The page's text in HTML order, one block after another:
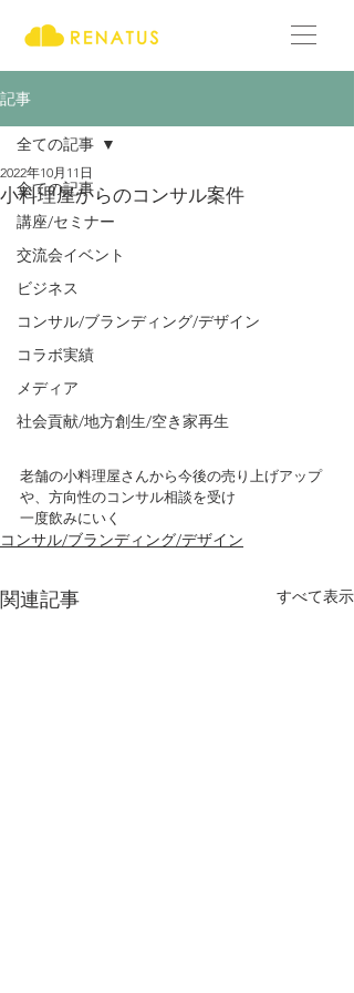
記事
全ての記事
講座/セミナー
交流会イベント
ビジネス
コンサル/ブランディング/デザイン
コラボ実績
メディア
社会貢献/地方創生/空き家再生
全ての記事
小料理屋からのコンサル案件
2022年10月11日
老舗の小料理屋さんから今後の売り上げアップ
や、方向性のコンサル相談を受け
一度飲みにいく
コンサル/ブランディング/デザイン
関連記事 すべて表示